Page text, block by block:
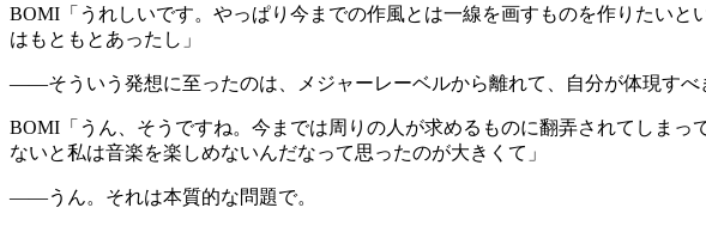
BOMI 「うれしいです。やっぱり今までの作風とは一線を画すものを作りたい
はもともとあったし」
——そういう発想に至ったのは、メジャーレーベルから離れて、自分が体現す
BOMI 「うん、そうですね。今までは周りの人が求めるものに翻弄されてしま
ないと私は音楽を楽しめないんだなって思ったのが大きくて」
——うん。それは本質的な問題で。